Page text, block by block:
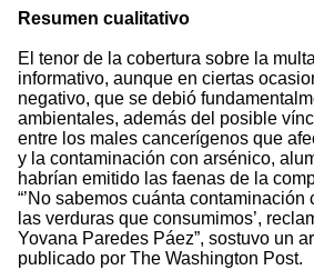
Resumen cualitativo
El tenor de la cobertura sobre la
informativo, aunque en ciertas
negativo, que se debió
ambientales, además del posible
entre los males cancerígenos que
y la contaminación con arsénico,
habrían emitido las faenas de la
“’No sabemos cuánta contaminación
las verduras que consumimos’,
Yovana Paredes Páez”, sostuvo un
publicado por The Washington Post.